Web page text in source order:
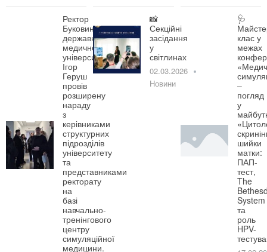
Ректор
Буковинського
державного
медичного
університету
Ігор
Геруш
провів
розширену
нараду
з
керівниками
структурних
підрозділів
університету
та
представниками
ректорату
на
базі
навчально-
тренінгового
центру
симуляційної
медицини.
📸
Секційні
засідання
у
світлинах
02.03.2026
Новини
🩺
клас у
межах
–
погляд
у
шийки
матки:
ПАП-
тест,
The
System
та
роль
HPV-